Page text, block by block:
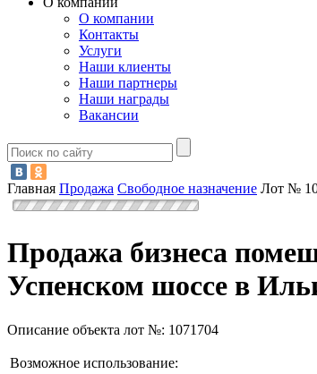
О компании
Контакты
Услуги
Наши клиенты
Наши партнеры
Наши награды
Вакансии
Главная Продажа Свободное назначение Лот №
Продажа бизнеса
Успенском шоссе в
Описание объекта лот №: 1071704
Возможное использование: